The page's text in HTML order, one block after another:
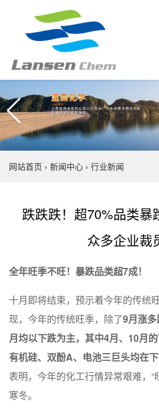
网站首页 › 新闻中心 › 行业新闻
跌跌跌！超70%品类暴
众多企业裁
全年旺季不旺！暴跌品类超7成！
十月即将结束，预示着今年的传统
现，今年的传统旺季，除了9月涨
月均以下跌为主，其中4月、10月的
有机硅、双酚A、电池三巨头均在下
表明，今年的化工行情异常艰难，“
寒冬。